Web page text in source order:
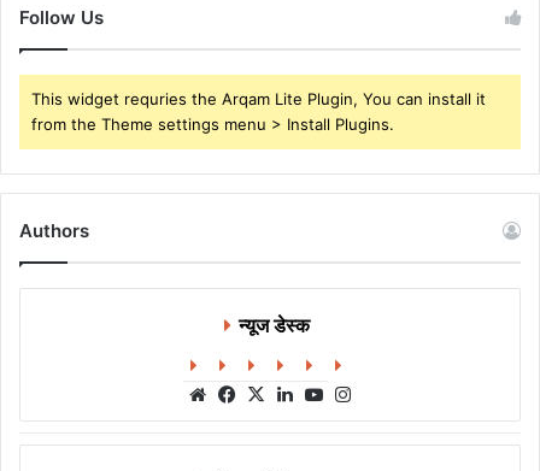
Follow Us
This widget requries the Arqam Lite Plugin, You can install it
from the Theme settings menu > Install Plugins.
Authors
न्यूज डेस्क
WebsiteFacebook
X LinkedInYouTube